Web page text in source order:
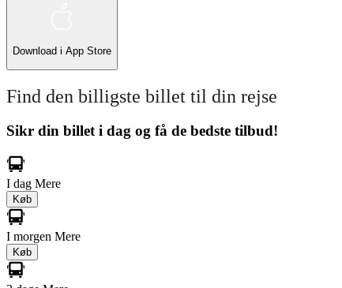
Download i App Store
Find den billigste billet til din rejse
Sikr din billet i dag og få de bedste tilbud!
I dag Mere
Køb
I morgen Mere
Køb